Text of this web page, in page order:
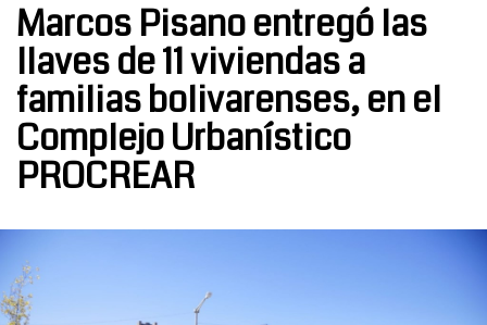
Marcos Pisano entregó las
llaves de 11 viviendas a
familias bolivarenses, en el
Complejo Urbanístico
PROCREAR